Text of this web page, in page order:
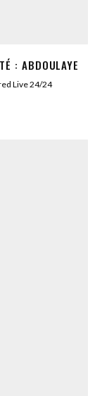
: ABDOULAYE
Live 24/24